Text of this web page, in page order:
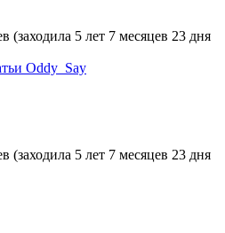
(заходила 5 лет 7 месяцев 23 дня
(заходила 5 лет 7 месяцев 23 дня